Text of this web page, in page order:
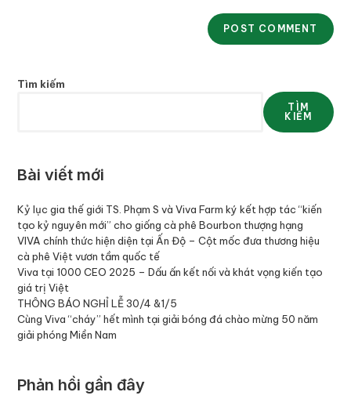
Tìm kiếm
TÌM
KIẾM
Bài viết mới
Kỷ lục gia thế giới TS. Phạm S và Viva Farm ký kết hợp tác “kiến
tạo kỷ nguyên mới” cho giống cà phê Bourbon thượng hạng
VIVA chính thức hiện diện tại Ấn Độ – Cột mốc đưa thương hiệu
cà phê Việt vươn tầm quốc tế
Viva tại 1000 CEO 2025 – Dấu ấn kết nối và khát vọng kiến tạo
giá trị Việt
THÔNG BÁO NGHỈ LỄ 30/4 &1/5
Cùng Viva “cháy” hết mình tại giải bóng đá chào mừng 50 năm
giải phóng Miền Nam
Phản hồi gần đây